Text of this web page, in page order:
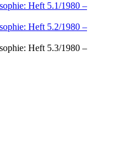
Heft 5.1/1980 –
Heft 5.2/1980 –
Heft 5.3/1980 –